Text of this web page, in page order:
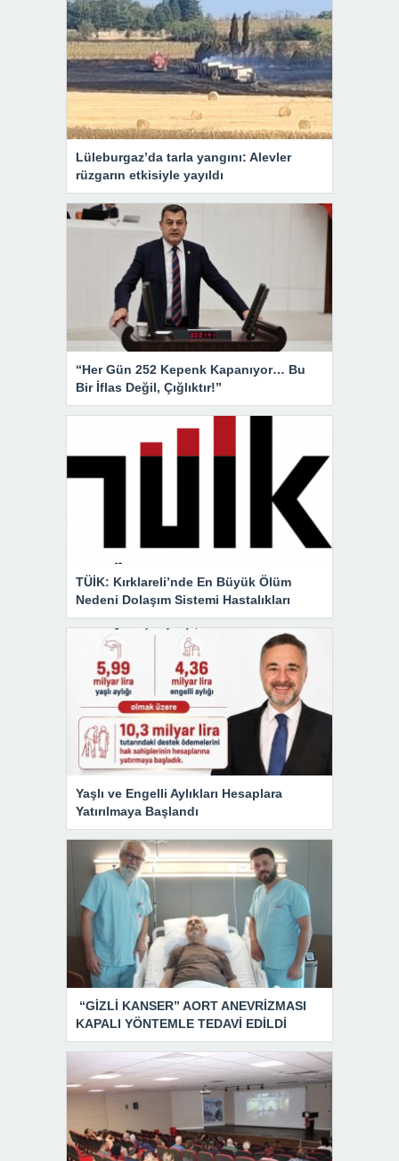
Lüleburgaz’da tarla yangını: Alevler
rüzgarın etkisiyle yayıldı
“Her Gün 252 Kepenk Kapanıyor… Bu
Bir İflas Değil, Çığlıktır!”
TÜİK: Kırklareli’nde En Büyük Ölüm
Nedeni Dolaşım Sistemi Hastalıkları
Yaşlı ve Engelli Aylıkları Hesaplara
Yatırılmaya Başlandı
“GİZLİ KANSER” AORT ANEVRİZMASI
KAPALI YÖNTEMLE TEDAVİ EDİLDİ